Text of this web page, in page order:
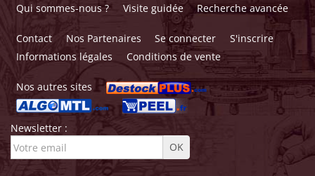
Qui sommes-nous ? Visite guidée Recherche avancée
Contact Nos Partenaires Se connecter
S'inscrire
Informations légales
Conditions de vente
Nos autres sites
Newsletter :